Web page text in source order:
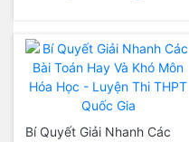
Bí Quyết Giải Nhanh Các